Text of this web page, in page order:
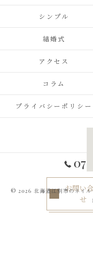
お問い
せ
シンプル
結婚式
アクセス
コラム
プライバシーポリシー
© 2026 北海道江別市のネイ